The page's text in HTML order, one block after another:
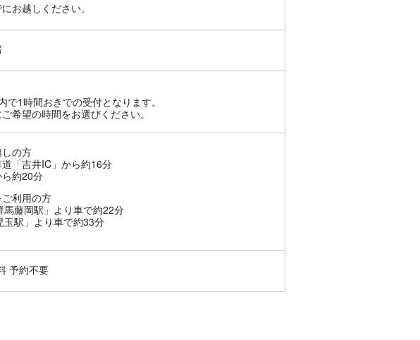
お越しください。
で1時間おきでの受付となります。
希望の時間をお選びください。
の方
「吉井IC」から約16分
ら約20分
利用の方
馬藤岡駅」より車で約22分
玉駅」より車で約33分
予約不要